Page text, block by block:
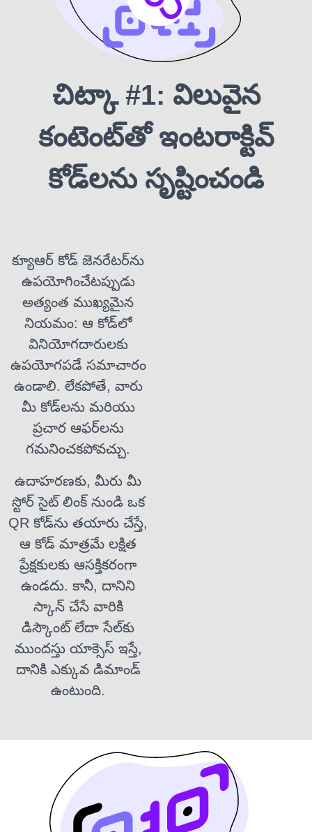
చిట్కా #1: విలువైన
కంటెంట్‌తో ఇంటరాక్టివ్
కోడ్‌లను సృష్టించండి
క్యూఆర్ కోడ్ జెనరేటర్‌ను
ఉపయోగించేటప్పుడు
అత్యంత ముఖ్యమైన
నియమం: ఆ కోడ్‌లో
వినియోగదారులకు
ఉపయోగపడే సమాచారం
ఉండాలి. లేకపోతే, వారు
మీ కోడ్‌లను మరియు
ప్రచార ఆఫర్‌లను
గమనించకపోవచ్చు.
ఉదాహరణకు, మీరు మీ
స్టోర్ సైట్ లింక్ నుండి ఒక
QR కోడ్‌ను తయారు చేస్తే,
ఆ కోడ్ మాత్రమే లక్షిత
ప్రేక్షకులకు ఆసక్తికరంగా
ఉండదు. కానీ, దానిని
స్కాన్ చేసే వారికి
డిస్కౌంట్ లేదా సేల్‌కు
ముందస్తు యాక్సెస్ ఇస్తే,
దానికి ఎక్కువ డిమాండ్
ఉంటుంది.